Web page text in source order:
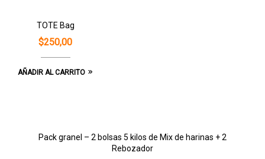
TOTE Bag
$250,00
AÑADIR AL CARRITO
Pack granel – 2 bolsas 5 kilos de Mix de harinas + 2
Rebozador